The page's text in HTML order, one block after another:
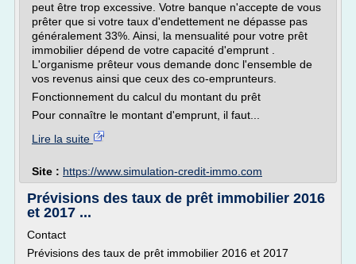
peut être trop excessive. Votre banque n'accepte de vous
prêter que si votre taux d'endettement ne dépasse pas
généralement 33%. Ainsi, la mensualité pour votre prêt
immobilier dépend de votre capacité d'emprunt .
L'organisme prêteur vous demande donc l'ensemble de
vos revenus ainsi que ceux des co-emprunteurs.
Fonctionnement du calcul du montant du prêt
Pour connaître le montant d'emprunt, il faut...
Lire la suite
Site : https://www.simulation-credit-immo.com
Prévisions des taux de prêt immobilier 2016
et 2017 ...
Contact
Prévisions des taux de prêt immobilier 2016 et 2017